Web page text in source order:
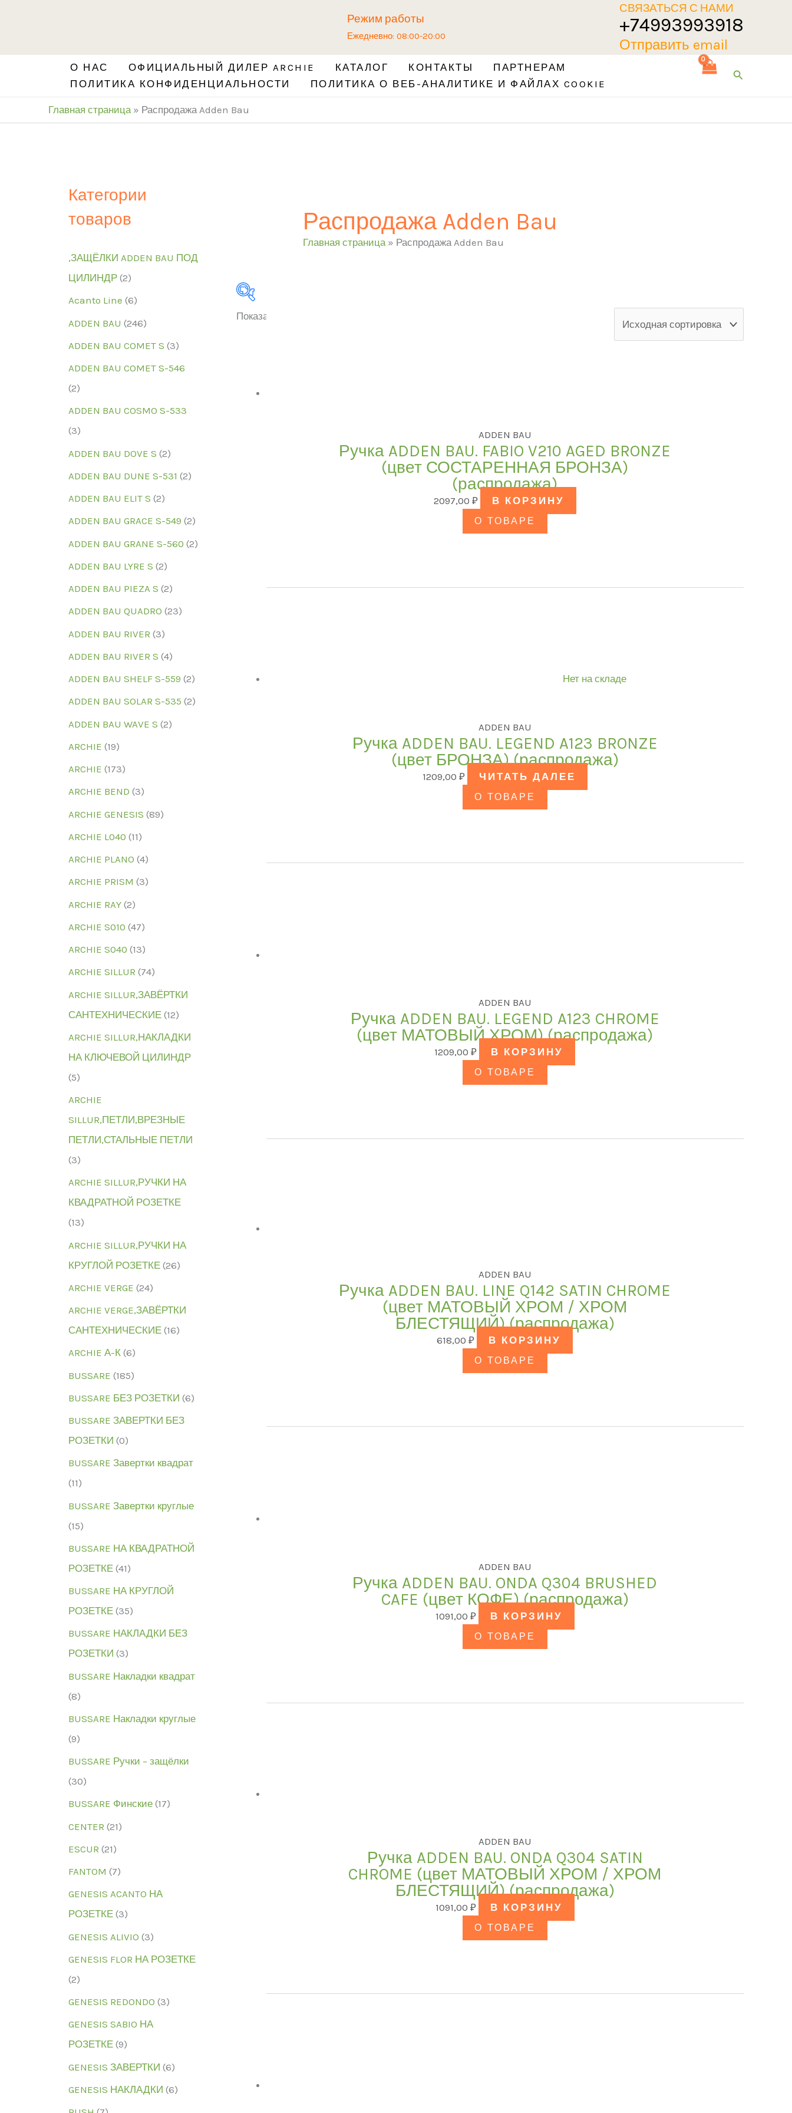
Режим работы
Ежедневно: 08:00-20:00
СВЯЗАТЬСЯ С НАМИ
+74993993918
Отправить email
О НАС ОФИЦИАЛЬНЫЙ ДИЛЕР ARCHIE КАТАЛОГ КОНТАКТЫ
ПАРТНЕРАМ
ПОЛИТИКА КОНФИДЕНЦИАЛЬНОСТИ
ПОЛИТИКА О ВЕБ-АНАЛИТИКЕ И ФАЙЛАХ COOKIE
Поиск
Главная страница » Распродажа Adden Bau
Категории
товаров
,ЗАЩЁЛКИ ADDEN BAU ПОД
ЦИЛИНДР (2)
Acanto Line (6)
ADDEN BAU (246)
ADDEN BAU COMET S (3)
ADDEN BAU COMET S-546
(2)
ADDEN BAU COSMO S-533
(3)
ADDEN BAU DOVE S (2)
ADDEN BAU DUNE S-531 (2)
ADDEN BAU ELIT S (2)
ADDEN BAU GRACE S-549 (2)
ADDEN BAU GRANE S-560 (2)
ADDEN BAU LYRE S (2)
ADDEN BAU PIEZA S (2)
ADDEN BAU QUADRO (23)
ADDEN BAU RIVER (3)
ADDEN BAU RIVER S (4)
ADDEN BAU SHELF S-559 (2)
ADDEN BAU SOLAR S-535 (2)
ADDEN BAU WAVE S (2)
ARCHIE (19)
ARCHIE (173)
ARCHIE BEND (3)
ARCHIE GENESIS (89)
ARCHIE L040 (11)
ARCHIE PLANO (4)
ARCHIE PRISM (3)
ARCHIE RAY (2)
ARCHIE S010 (47)
ARCHIE S040 (13)
ARCHIE SILLUR (74)
ARCHIE SILLUR,ЗАВЁРТКИ
САНТЕХНИЧЕСКИЕ (12)
ARCHIE SILLUR,НАКЛАДКИ
НА КЛЮЧЕВОЙ ЦИЛИНДР
(5)
ARCHIE
SILLUR,ПЕТЛИ,ВРЕЗНЫЕ
ПЕТЛИ,СТАЛЬНЫЕ ПЕТЛИ
(3)
ARCHIE SILLUR,РУЧКИ НА
КВАДРАТНОЙ РОЗЕТКЕ
(13)
ARCHIE SILLUR,РУЧКИ НА
КРУГЛОЙ РОЗЕТКЕ (26)
ARCHIE VERGE (24)
ARCHIE VERGE,ЗАВЁРТКИ
САНТЕХНИЧЕСКИЕ (16)
ARCHIE А-К (6)
BUSSARE (185)
BUSSARE БЕЗ РОЗЕТКИ (6)
BUSSARE ЗАВЕРТКИ БЕЗ
РОЗЕТКИ (0)
BUSSARE Завертки квадрат
(11)
BUSSARE Завертки круглые
(15)
BUSSARE НА КВАДРАТНОЙ
РОЗЕТКЕ (41)
BUSSARE НА КРУГЛОЙ
РОЗЕТКЕ (35)
BUSSARE НАКЛАДКИ БЕЗ
РОЗЕТКИ (3)
BUSSARE Накладки квадрат
(8)
BUSSARE Накладки круглые
(9)
BUSSARE Ручки – защёлки
(30)
BUSSARE Финские (17)
CENTER (21)
ESCUR (21)
FANTOM (7)
GENESIS ACANTO НА
РОЗЕТКЕ (3)
GENESIS ALIVIO (3)
GENESIS FLOR НА РОЗЕТКЕ
(2)
GENESIS REDONDO (3)
GENESIS SABIO НА
РОЗЕТКЕ (9)
GENESIS ЗАВЕРТКИ (6)
GENESIS НАКЛАДКИ (6)
r
c
h
Распродажа Adden Bau
Главная страница» Распродажа Adden Bau
Показаны все (11)
ADDEN BAU
Ручка ADDEN BAU. FABIO V210 AGED BRONZE
(цвет СОСТАРЕННАЯ БРОНЗА)
(распродажа)
2097,00 ₽ В КОРЗИНУ
О ТОВАРЕ
Нет на складе
ADDEN BAU
Ручка ADDEN BAU. LEGEND A123 BRONZE
(цвет БРОНЗА) (распродажа)
1209,00 ₽ ЧИТАТЬ ДАЛЕЕ
О ТОВАРЕ
ADDEN BAU
Ручка ADDEN BAU. LEGEND A123 CHROME
(цвет МАТОВЫЙ ХРОМ) (распродажа)
1209,00₽ В КОРЗИНУ
О ТОВАРЕ
ADDEN BAU
Ручка ADDEN BAU. LINE Q142 SATIN CHROME
(цвет МАТОВЫЙ ХРОМ / ХРОМ
БЛЕСТЯЩИЙ) (распродажа)
618,00₽ В КОРЗИНУ
О ТОВАРЕ
ADDEN BAU
Ручка ADDEN BAU. ONDA Q304 BRUSHED
CAFE (цвет КОФЕ) (распродажа)
1091,00 ₽ В КОРЗИНУ
О ТОВАРЕ
ADDEN BAU
Ручка ADDEN BAU. ONDA Q304 SATIN
CHROME (цвет МАТОВЫЙ ХРОМ / ХРОМ
БЛЕСТЯЩИЙ) (распродажа)
1091,00 ₽ В КОРЗИНУ
О ТОВАРЕ